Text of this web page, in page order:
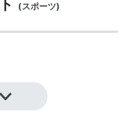
(スポーツ)